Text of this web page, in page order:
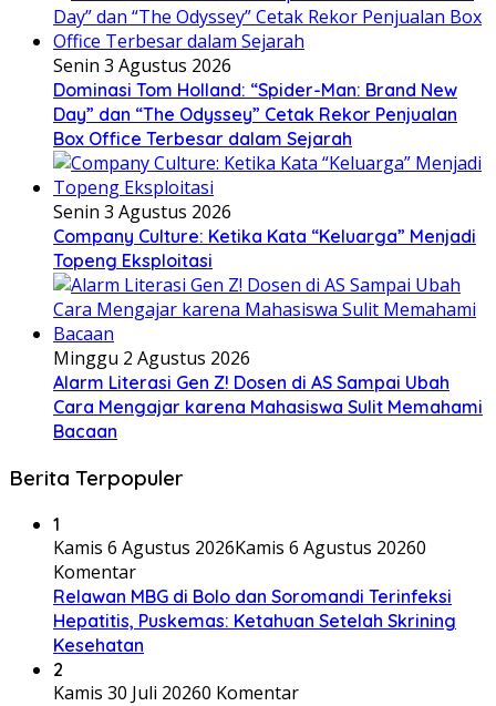
Senin 3 Agustus 2026
Dominasi Tom Holland: “Spider-Man: Brand New
Day” dan “The Odyssey” Cetak Rekor Penjualan
Box Office Terbesar dalam Sejarah
Senin 3 Agustus 2026
Company Culture: Ketika Kata “Keluarga” Menjadi
Topeng Eksploitasi
Minggu 2 Agustus 2026
Alarm Literasi Gen Z! Dosen di AS Sampai Ubah
Cara Mengajar karena Mahasiswa Sulit Memahami
Bacaan
Berita Terpopuler
1
Kamis 6 Agustus 2026Kamis 6 Agustus 20260
Komentar
Relawan MBG di Bolo dan Soromandi Terinfeksi
Hepatitis, Puskemas: Ketahuan Setelah Skrining
Kesehatan
2
Kamis 30 Juli 20260 Komentar